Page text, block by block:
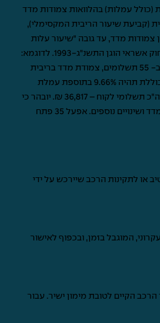
עמלות) בהלוואות צמודות מדד
הריבית (קביעת שיעור הריבית המקסימלי),
שאינן צמודות מדד, עד גובה "שיעור עלות
האשראי המרבי" בהתאם לחוק אשראי הוגן התשנ"ג-1993. לדוגמא:
בהלוואה על סך 30,000 ₪, ב- 55 תשלומים, צמודת מדד בריבית
בשיעור של 8.5%, העלות הכוללת תהיה 9.66% בתוספת עמלת
פתיחת תיק בסך 490 ₪. *סה"כ תשלומי לקוח – 36,817 ₪. יובהר כי
ההערכה כפופה לשינויים במדד ושינויים נוספים. אפעל 35 פתח
או לתקינות הרכב שיירכש על ידי
המוגבל בזמן, ובכפוף לאישור
הקיים לטובת מימון ישיר. עבור